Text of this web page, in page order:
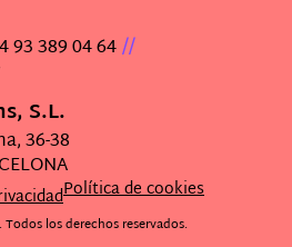
93 389 04 64//
S.L.
36-38
Política de cookies
los derechos reservados.